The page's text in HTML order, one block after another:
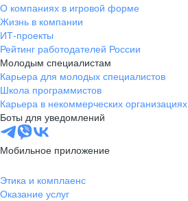
О компаниях в игровой форме
Жизнь в компании
ИТ-проекты
Рейтинг работодателей России
Молодым специалистам
Карьера для молодых специалистов
Школа программистов
Карьера в некоммерческих организациях
Боты для уведомлений
Мобильное приложение
Этика и комплаенс
Оказание услуг